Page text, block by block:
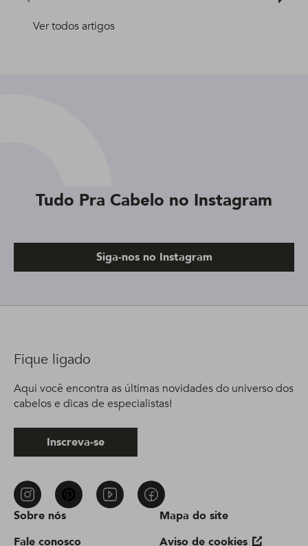
Ver todos artigos
Tudo Pra Cabelo no Instagram
Siga-nos no Instagram
Sobre nós
Fale conosco
Mapa do site
Aviso de cookies
Fique ligado
Aqui você encontra as últimas novidades do universo dos
cabelos e dicas de especialistas!
Inscreva-se